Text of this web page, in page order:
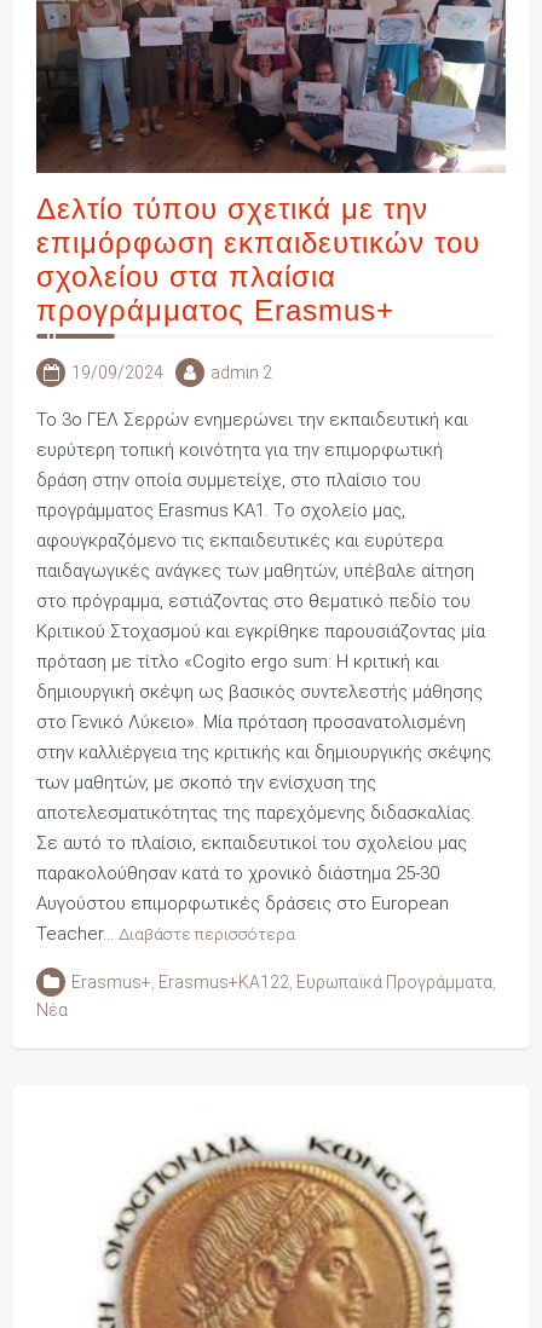
Δελτίο τύπου σχετικά με την
επιμόρφωση εκπαιδευτικών του
σχολείου στα πλαίσια
προγράμματος Erasmus+
19/09/2024 admin 2
Το 3ο ΓΕΛ Σερρών ενημερώνει την εκπαιδευτική και
ευρύτερη τοπική κοινότητα για την επιμορφωτική
δράση στην οποία συμμετείχε, στο πλαίσιο του
προγράμματος Εrasmus KΑ1. Tο σχολείο μας,
αφουγκραζόμενο τις εκπαιδευτικές και ευρύτερα
παιδαγωγικές ανάγκες των μαθητών, υπέβαλε αίτηση
στο πρόγραμμα, εστιάζοντας στο θεματικό πεδίο του
Κριτικού Στοχασμού και εγκρίθηκε παρουσιάζοντας μία
πρόταση με τίτλο «Cogito ergo sum: Η κριτική και
δημιουργική σκέψη ως βασικός συντελεστής μάθησης
στο Γενικό Λύκειο». Μία πρόταση προσανατολισμένη
στην καλλιέργεια της κριτικής και δημιουργικής σκέψης
των μαθητών, με σκοπό την ενίσχυση της
αποτελεσματικότητας της παρεχόμενης διδασκαλίας.
Σε αυτό το πλαίσιο, εκπαιδευτικοί του σχολείου μας
παρακολούθησαν κατά το χρονικό διάστημα 25-30
Αυγούστου επιμορφωτικές δράσεις στο European
Teacher… Διαβάστε περισσότερα
Erasmus+ Erasmus+KA122 Ευρωπαϊκά Προγράμματα
Νέα